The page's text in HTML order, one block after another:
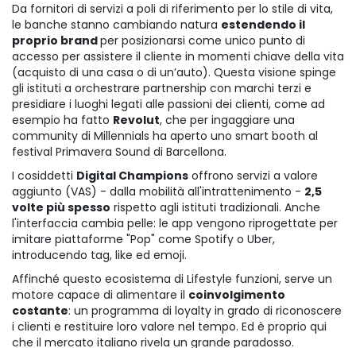
Da fornitori di servizi a poli di riferimento per lo stile di vita,
le banche stanno cambiando natura estendendo il
proprio brandper posizionarsi come unico punto di
accesso per assistere il cliente in momenti chiave della vita
(acquisto di una casa o di un’auto). Questa visione spinge
gli istituti a orchestrare partnership con marchi terzi e
presidiare i luoghi legati alle passioni dei clienti, come ad
esempio ha fatto Revolut, che per ingaggiare una
community di Millennials ha aperto uno smart booth al
festival Primavera Sound di Barcellona.
I cosiddetti Digital Champions offrono servizi a valore
aggiunto (VAS) - dalla mobilità all'intrattenimento - 2,5
volte più spesso rispetto agli istituti tradizionali. Anche
l'interfaccia cambia pelle: le app vengono riprogettate per
imitare piattaforme "Pop" come Spotify o Uber,
introducendo tag, like ed emoji.
Affinché questo ecosistema di Lifestyle funzioni, serve un
motore capace di alimentare il coinvolgimento
costante: un programma di loyalty in grado di riconoscere
i clienti e restituire loro valore nel tempo. Ed è proprio qui
che il mercato italiano rivela un grande paradosso.